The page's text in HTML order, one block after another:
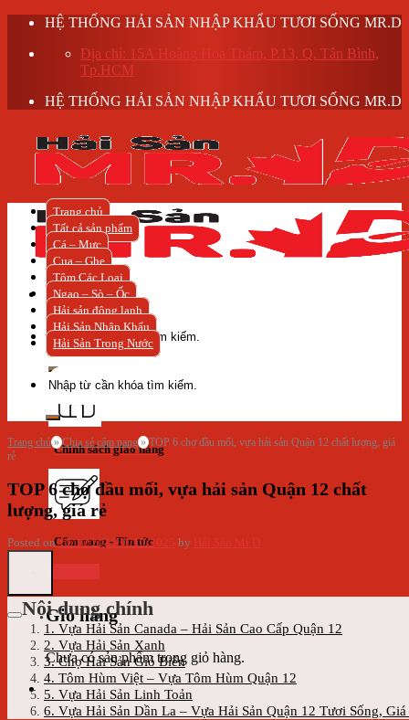
Skip
content
HỆ THỐNG HẢI SẢN NHẬP KHẨU TƯƠI SỐNG MR.D
Địa chỉ: 15A Hoàng Hoa Thám, P.13, Q. Tân Bình,
Tp.HCM
HỆ THỐNG HẢI SẢN NHẬP KHẨU TƯƠI SỐNG MR.D
Tìm
kiếm:
Chính sách giao hàng
Cẩm nang - Tin tức
Giỏ hàng
Chưa có sản phẩm trong giỏ hàng.
Trang chủ
Tất cả sản phẩm
Cá – Mực
Cua – Ghẹ
Tôm Các Loại
Ngao – Sò – Ốc
Hải sản đông lạnh
Hải Sản Nhập Khẩu
Hải Sản Trong Nước
Tìm
kiếm:
Trang chủ»Chia sẻ cẩm nang»TOP 6 chợ đầu mối, vựa hải sản Quận 12 chất lượng, giá
rẻ
TOP 6 chợ đầu mối, vựa hải sản Quận 12 chất
lượng, giá rẻ
Posted on10/10/202531/10/2025 by
Nội dung chính
1. Vựa Hải Sản Canada – Hải Sản Cao Cấp Quận 12
2. Vựa Hải Sản Xanh
3. Chợ Hải Sản Gió Biển
4. Tôm Hùm Việt – Vựa Tôm Hùm Quận 12
5. Vựa Hải Sản Linh Toản
6. Vựa Hải Sản Dần La – Vựa Hải Sản Quận 12 Tươi Sống,